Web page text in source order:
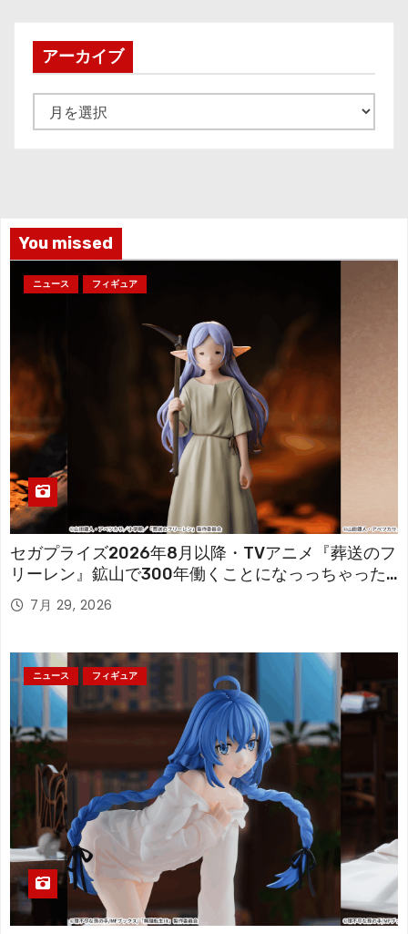
アーカイブ
ー
You missed
ニュース フィギュア
セガプライズ2026年8月以降・TVアニメ『葬送のフ
リーレン』鉱山で300年働くことになっっちゃった
「フリーレン」を立体化！
7月 29, 2026
ニュース フィギュア